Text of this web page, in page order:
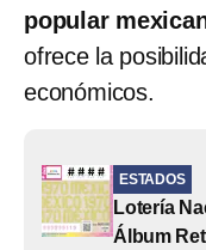
popular
ofrece la
económicos.
ESTADOS
Lotería
Álbum